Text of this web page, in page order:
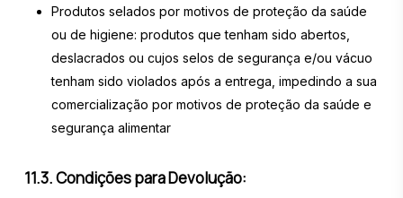
Produtos selados por motivos de proteção da saúde
ou de higiene: produtos que tenham sido abertos,
deslacrados ou cujos selos de segurança e/ou vácuo
tenham sido violados após a entrega, impedindo a sua
comercialização por motivos de proteção da saúde e
segurança alimentar
11.3. Condições para Devolução: